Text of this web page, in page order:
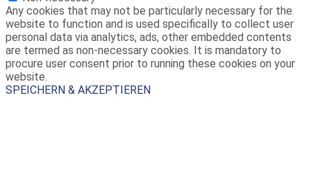
Any cookies that may not be particularly necessary for the
website to function and is used specifically to collect user
personal data via analytics, ads, other embedded contents
are termed as non-necessary cookies. It is mandatory to
procure user consent prior to running these cookies on your
website.
SPEICHERN & AKZEPTIEREN